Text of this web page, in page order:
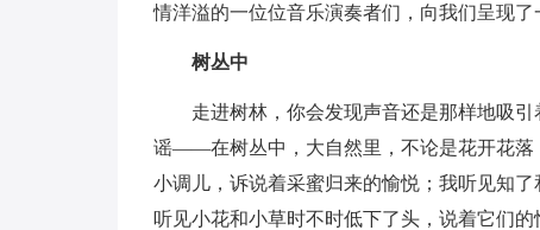
情洋溢的一位位音乐演奏者们，向我们呈现了
树丛中
走进树林，你会发现声音还是那样地吸
谣——在树丛中，大自然里，不论是花开花落
小调儿，诉说着采蜜归来的愉悦；我听见知
听见小花和小草时不时低下了头，说着它们